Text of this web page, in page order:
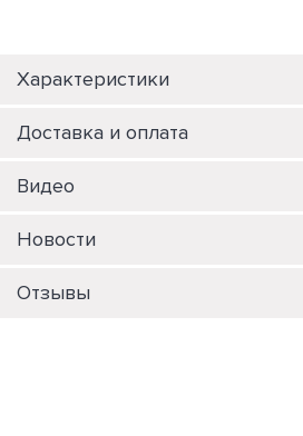
Характеристики
Доставка и оплата
Видео
Новости
Отзывы